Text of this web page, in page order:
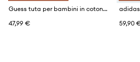
Guess tuta per bambini in cotone
47,99 €
59,90